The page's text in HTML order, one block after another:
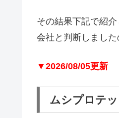
その結果下記で紹
会社と判断しまし
▼2026/08/05更新
ムシプロテッ